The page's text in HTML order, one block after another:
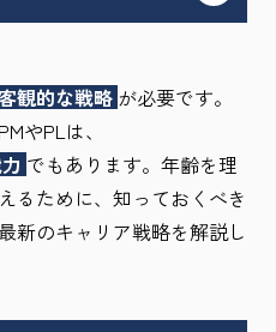
観的な戦略 が必要です。
やPLは、
でもあります。年齢を理
るために、知っておくべき
新のキャリア戦略を解説し